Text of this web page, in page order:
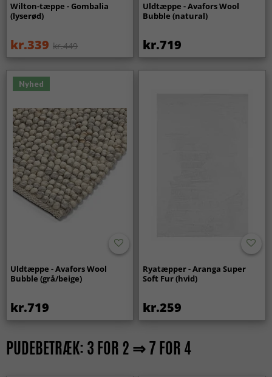
Wilton-tæppe - Gombalia
(lyserød)
kr.339 kr.449
Uldtæppe - Avafors Wool
Bubble (natural)
kr.719
Nyhed
Uldtæppe - Avafors Wool
Bubble (grå/beige)
kr.719
Ryatæpper - Aranga Super
Soft Fur (hvid)
kr.259
PUDEBETRÆK: 3 FOR 2 ⇒ 7 FOR 4